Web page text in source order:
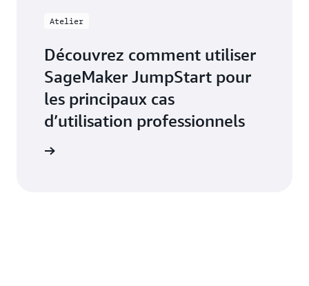
Atelier
Découvrez comment utiliser
SageMaker JumpStart pour
les principaux cas
d’utilisation professionnels